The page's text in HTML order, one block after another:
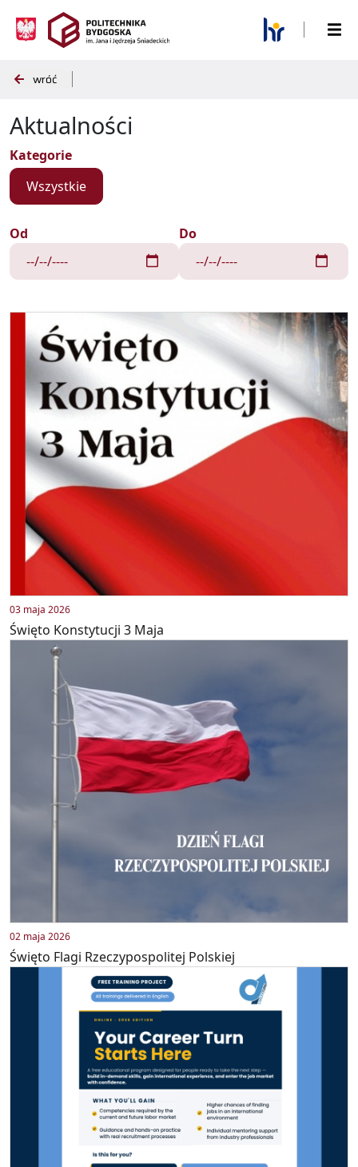
wróć
Aktualności
Kategorie
Wszystkie
Od Do
03 maja 2026
Święto Konstytucji 3 Maja
02 maja 2026
Święto Flagi Rzeczypospolitej Polskiej